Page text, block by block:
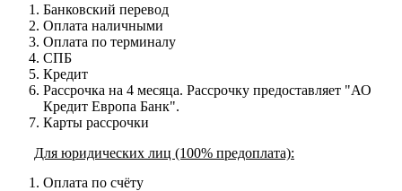
Банковский перевод
Оплата наличными
Оплата по терминалу
СПБ
Кредит
Рассрочка на 4 месяца. Рассрочку предоставляет "АО
Кредит Европа Банк".
Карты рассрочки
Для юридических лиц (100% предоплата):
Оплата по счёту